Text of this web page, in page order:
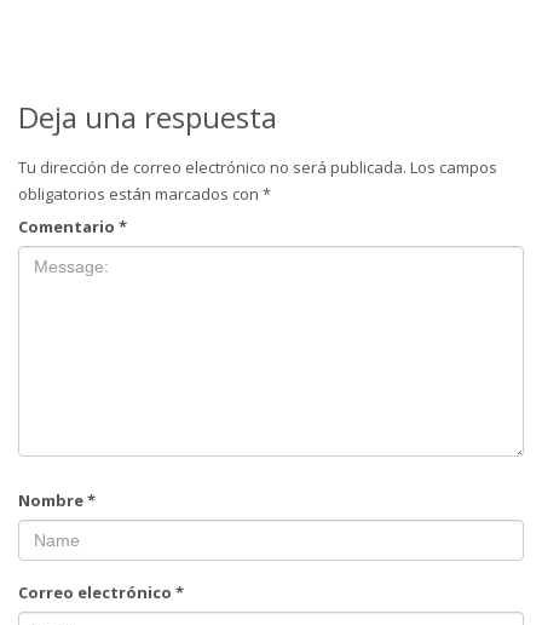
Deja una respuesta
Tu dirección de correo electrónico no será publicada. Los campos
obligatorios están marcados con *
Comentario *
Nombre*
Correo electrónico *